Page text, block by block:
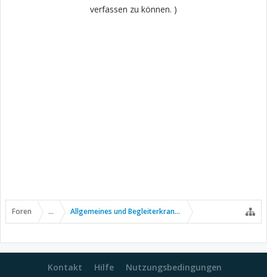
verfassen zu können. )
Foren ... Allgemeines und Begleiterkrankungen
Kontakt Hilfe Nutzungsbedingungen